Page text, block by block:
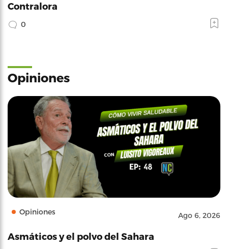
Contralora
0
Opiniones
Opiniones Ago 6, 2026
Asmáticos y el polvo del Sahara